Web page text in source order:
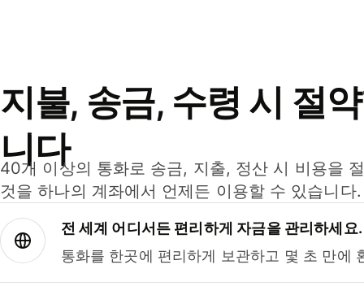
지불, 송금, 수령 시 절
니다
40개 이상의 통화로 송금, 지출, 정산 시 비용을
것을 하나의 계좌에서 언제든 이용할 수 있습니다.
전 세계 어디서든 편리하게 자금을 관리하세요.
통화를 한곳에 편리하게 보관하고 몇 초 만에